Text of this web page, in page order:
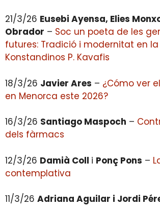
21/3/26 Eusebi Ayensa, Elies
Obrador – Soc un poeta de les
futures: Tradició i modernitat en
Konstandinos P. Kavafis
18/3/26 Javier Ares – ¿Cómo ver
en Menorca este 2026?
16/3/26 Santiago Maspoch –
dels fàrmacs
12/3/26 Damià Coll i Ponç Pons –
contemplativa
11/3/26 Adriana Aguilar i Jordi